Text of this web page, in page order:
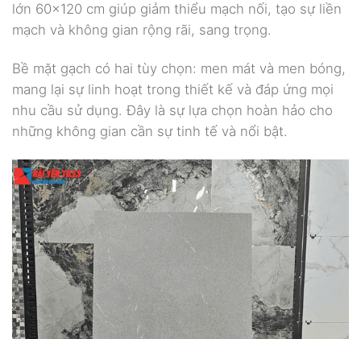
lớn 60×120 cm giúp giảm thiểu mạch nối, tạo sự liền
mạch và không gian rộng rãi, sang trọng.
Bề mặt gạch có hai tùy chọn: men mát và men bóng,
mang lại sự linh hoạt trong thiết kế và đáp ứng mọi
nhu cầu sử dụng. Đây là sự lựa chọn hoàn hảo cho
những không gian cần sự tinh tế và nổi bật.